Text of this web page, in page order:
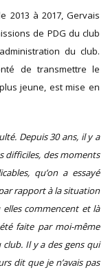
2013 à 2017, Gervais
de PDG du club
du club.
de transmettre le
jeune, est mise en
Depuis 30 ans, il y a
difficiles, des moments
qu’on a essayé
rapport à la situation
commencent et là
faite par moi-même
Il y a des gens qui
dit que je n’avais pas